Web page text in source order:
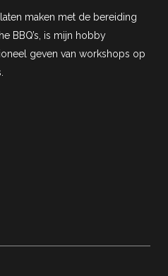
maken met de bereiding
BBQ’s, is mijn hobby
geven van workshops op